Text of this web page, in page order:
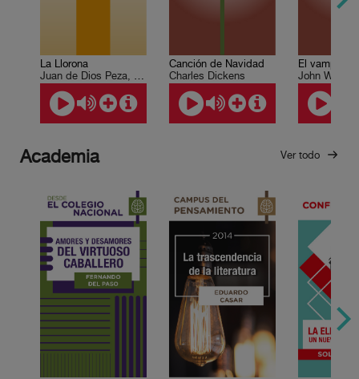
La Llorona
Juan de Dios Peza, Vicente Riva Palacio
Canción de Navidad
Charles Dickens
El vampiro
John
Academia Ver todo